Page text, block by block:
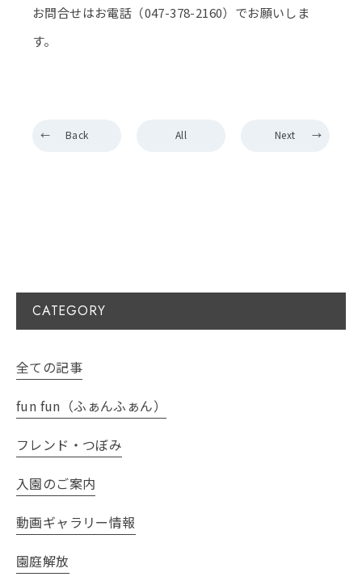
お問合せはお電話（047-378-2160）でお願いしま
す。
Back All Next
CATEGORY
全ての記事
fun fun（ふぁんふぁん）
フレンド・つぼみ
入園のご案内
動画ギャラリー情報
園庭解放